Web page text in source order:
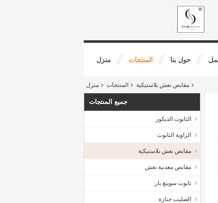
منزل المنتجات حول بنا
منزل المنتجات مقابض نعش بلاستيكية
جميع المنتجات
التابوت الديكور
الزاوية التابوت
مقابض نعش بلاستيكية
مقابض معدنية نعش
تابوت سوينغ بار
الصليب جنازة